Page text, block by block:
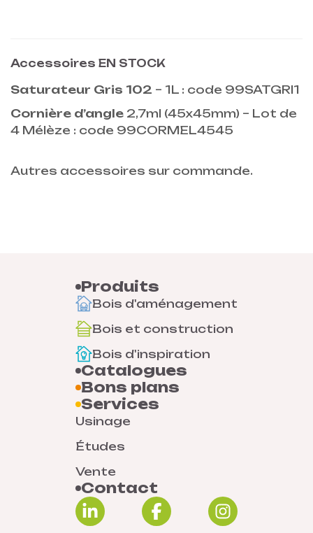
Accessoires EN STOCK
Saturateur Gris 102 – 1L : code 99SATGRI1
Cornière d’angle 2,7ml (45x45mm) – Lot de
4 Mélèze : code 99CORMEL4545
Autres accessoires sur commande.
Produits
Bois d'aménagement
Bois et construction
Bois d'inspiration
Catalogues
Bons plans
Services
Usinage
Études
Vente
Contact